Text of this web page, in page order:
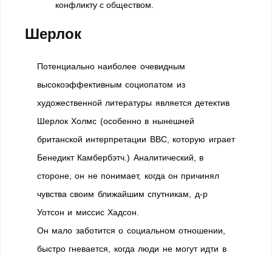
конфликту с обществом.
Шерлок
Потенциально наиболее очевидным
высокоэффективным социопатом из
художественной литературы является детектив
Шерлок Холмс (особенно в нынешней
британской интерпретации BBC, которую играет
Бенедикт Камбербэтч.) Аналитический, в
стороне, он не понимает, когда он причинял
чувства своим ближайшим спутникам, д-р
Уотсон и миссис Хадсон.
Он мало заботится о социальном отношении,
быстро гневается, когда люди не могут идти в